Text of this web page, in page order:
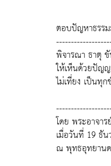
ตอบปัญหาธรร
พิจารณา ธาตุ
ให้เห็นด้วยปัญ
ไม่เที่ยง เป็นทุก
โดย พระอาจา
เมื่อวันที่ 19 ธั
ณ พุทธอุทยานด